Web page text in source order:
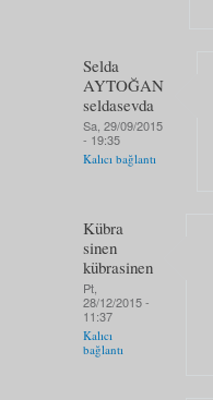
Selda
AYTOĞAN
seldasevda
Sa, 29/09/2015
- 19:35
Kalıcı bağlantı
Kübra
sinen
kübrasinen
Pt,
28/12/2015 -
11:37
Kalıcı
bağlantı